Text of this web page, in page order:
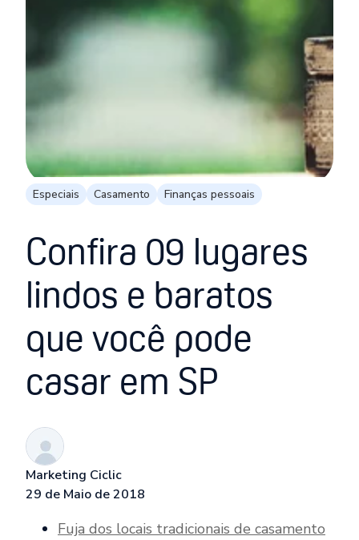
Especiais Casamento Finanças pessoais
Confira 09 lugares
lindos e baratos
que você pode
casar em SP
Marketing Ciclic
29 de Maio de 2018
Fuja dos locais tradicionais de casamento